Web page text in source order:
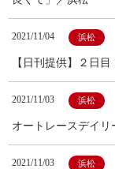
2021/11/04 浜松
【日刊提供】２日
2021/11/03 浜松
オートレースデイリ
2021/11/03 浜松